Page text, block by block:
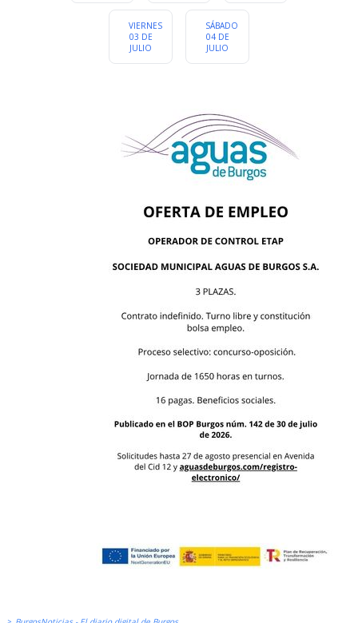
VIERNES
03 DE
JULIO
SÁBADO
04 DE
JULIO